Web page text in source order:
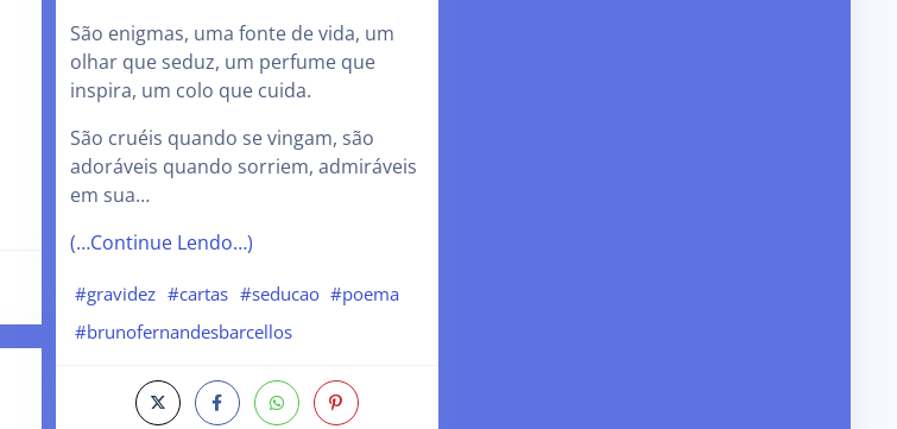
São enigmas, uma fonte de vida, um
olhar que seduz, um perfume que
inspira, um colo que cuida.
São cruéis quando se vingam, são
adoráveis quando sorriem, admiráveis
em sua…
(…Continue Lendo…)
#gravidez #cartas #seducao #poema
#brunofernandesbarcellos